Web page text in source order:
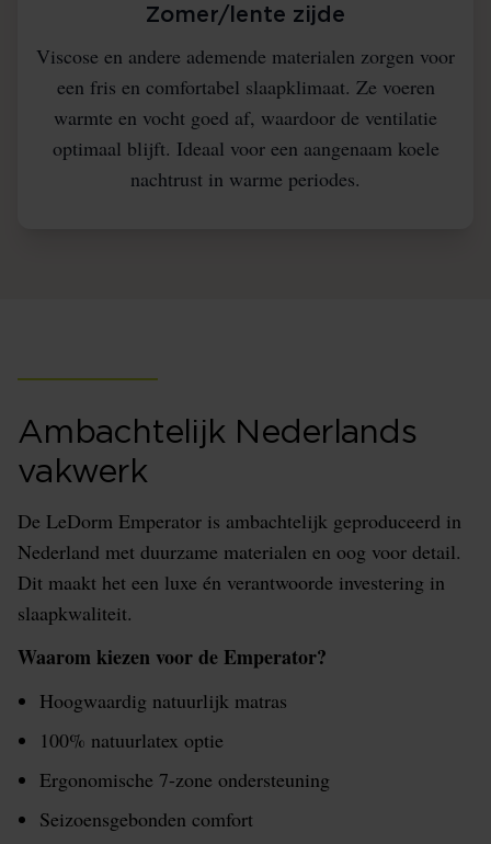
Zomer/lente zijde
Viscose en andere ademende materialen zorgen voor
een fris en comfortabel slaapklimaat. Ze voeren
warmte en vocht goed af, waardoor de ventilatie
optimaal blijft. Ideaal voor een aangenaam koele
nachtrust in warme periodes.
Ambachtelijk Nederlands
vakwerk
De LeDorm Emperator is ambachtelijk geproduceerd in
Nederland met duurzame materialen en oog voor detail.
Dit maakt het een luxe én verantwoorde investering in
slaapkwaliteit.
Waarom kiezen voor de Emperator?
Hoogwaardig natuurlijk matras
100% natuurlatex optie
Ergonomische 7-zone ondersteuning
Seizoensgebonden comfort